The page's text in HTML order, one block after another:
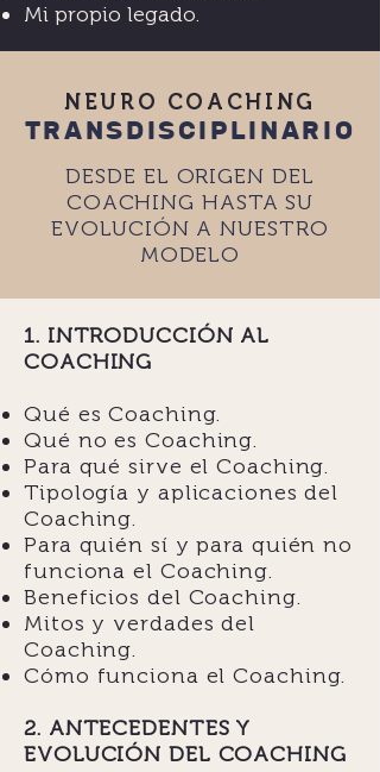
Mi propio legado.
NEURO COACHING
TRANSDISCIPLINARIO
DESDE EL ORIGEN DEL
COACHING HASTA SU
EVOLUCIÓN A NUESTRO
MODELO
1. INTRODUCCIÓN AL
COACHING
Qué es Coaching.
Qué no es Coaching.
Para qué sirve el Coaching.
Tipología y aplicaciones del
Coaching.
Para quién sí y para quién no
funciona el Coaching.
Beneficios del Coaching.
Mitos y verdades del
Coaching.
Cómo funciona el Coaching.
2. ANTECEDENTES Y
EVOLUCIÓN DEL COACHING